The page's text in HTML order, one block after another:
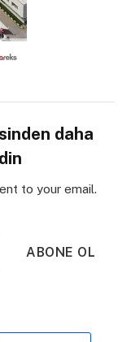
daha
to your email.
ABONE OL